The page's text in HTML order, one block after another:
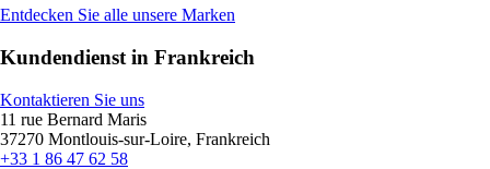
Entdecken Sie alle unsere Marken
Kundendienst in Frankreich
Kontaktieren Sie uns
11 rue Bernard Maris
37270 Montlouis-sur-Loire, Frankreich
+33 1 86 47 62 58